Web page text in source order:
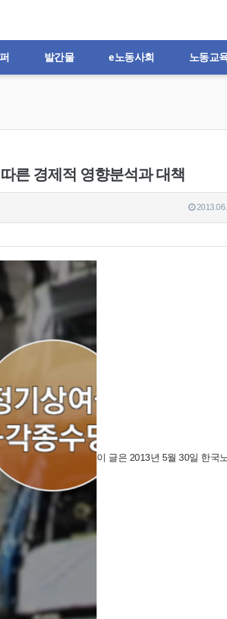
발간물 e노동사회 노동교
른 경제적 영향분석과 대책
이 글은 2013년 5월 30일 한국